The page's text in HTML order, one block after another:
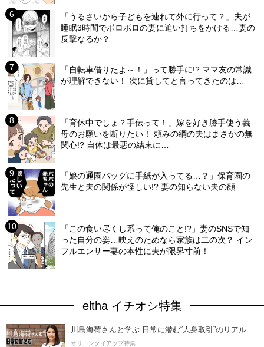
「うるさいから子どもを連れて外に行って？」夫が
睡眠3時間でボロボロの妻に追い打ちをかける…妻の
反撃なるか？
「自転車借りたよ～！」って勝手に!? ママ友の常識
が理解できない！ 次に貸してと言ってきたのは…
「育休中でしょ？手伝って！」嫁を好き勝手使う義
母のお願いを断りたい！ 頼みの綱の夫はまさかの無
関心!? 自体は最悪の結末に…
「娘の通園バッグに手紙が入ってる…？」保育園の
先生と夫の関係が怪しい!? 妻の知らない夫の顔
「この食い尽くし系って俺のこと!?」妻のSNSで知
った自分の姿…映えのためなら家族は二の次？ イン
フルエンサー妻の本性に夫が限界寸前！
eltha イチオシ特集
川島海荷さんと学ぶ 日常に潜む“人身取引”のリアル
オリコンタイアップ特集